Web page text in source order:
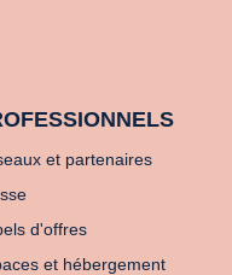
et partenaires
d'offres
et hébergement